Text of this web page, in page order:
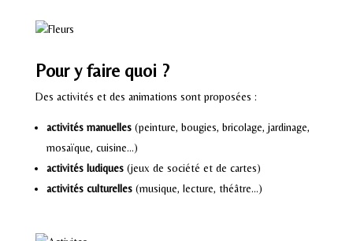
Pour y faire quoi ?
Des activités et des animations sont proposées :
activités manuelles(peinture, bougies, bricolage, jardinage,
mosaïque, cuisine…)
activités ludiques (jeux de société et de cartes)
activités culturelles (musique, lecture, théâtre…)